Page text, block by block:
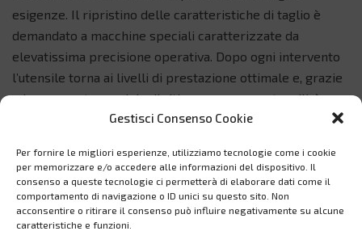
Gestisci Consenso Cookie
Per fornire le migliori esperienze, utilizziamo tecnologie come i cookie
per memorizzare e/o accedere alle informazioni del dispositivo. Il
consenso a queste tecnologie ci permetterà di elaborare dati come il
comportamento di navigazione o ID unici su questo sito. Non
acconsentire o ritirare il consenso può influire negativamente su alcune
caratteristiche e funzioni.
esigenze. Il ripristino delle caratteristiche di taglio è
demandato a macchine speciali caratterizzate da
elevatissima precisione operativa. Dopo ogni intervento
l’utensile torna ai livelli di prestazione ottimale e, grazie
ad un accurato servizio di ritiro e consegna utensili, è
riconsegnato presso i clienti nel minor tempo possibile
lavorativa.
RICHIEDI INFORMAZIONI